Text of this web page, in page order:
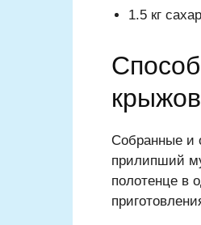
1.5 кг
Собранные и
прилипший
полотенце в